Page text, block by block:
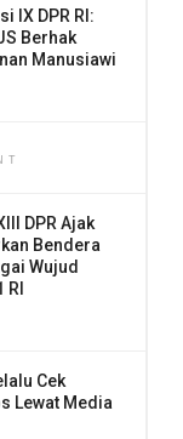
IX DPR RI:
Berhak
Manusiawi
DPR Ajak
Bendera
Wujud
Cek
Lewat Media